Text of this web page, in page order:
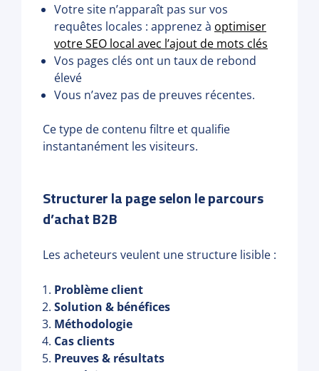
Votre site n’apparaît pas sur vos
requêtes locales : apprenez à optimiser
votre SEO local avec l’ajout de mots clés
Vos pages clés ont un taux de rebond
élevé
Vous n’avez pas de preuves récentes.
Ce type de contenu filtre et qualifie
instantanément les visiteurs.
Structurer la page selon le parcours
d’achat B2B
Les acheteurs veulent une structure lisible :
Problème client
Solution & bénéfices
Méthodologie
Cas clients
Preuves & résultats